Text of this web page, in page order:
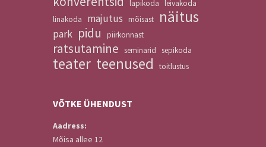
lapikoda leivakoda
linakoda
majutus mõisast näitus
park pidu piirkonnast
ratsutamine seminarid sepikoda
teater teenused toitlustus
VÕTKE ÜHENDUST
Aadress:
Mõisa allee 12